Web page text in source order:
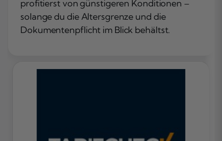
profitierst von günstigeren Konditionen –
solange du die Altersgrenze und die
Dokumentenpflicht im Blick behältst.